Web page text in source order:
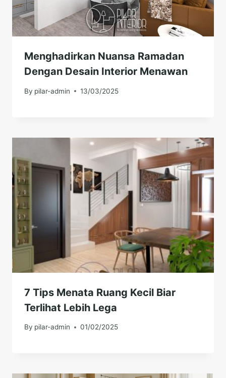
Menghadirkan Nuansa Ramadan
Dengan Desain Interior Menawan
By pilar-admin 13/03/2025
7 Tips Menata Ruang Kecil Biar
Terlihat Lebih Lega
By pilar-admin 01/02/2025